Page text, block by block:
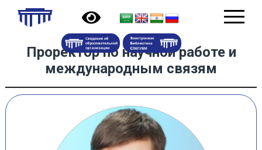
Проректор по научной работе и
международным связям